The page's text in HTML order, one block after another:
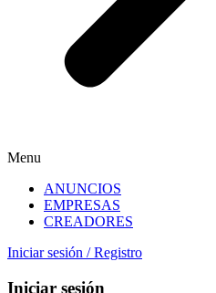
Menu
ANUNCIOS
EMPRESAS
CREADORES
Iniciar sesión / Registro
Iniciar sesión